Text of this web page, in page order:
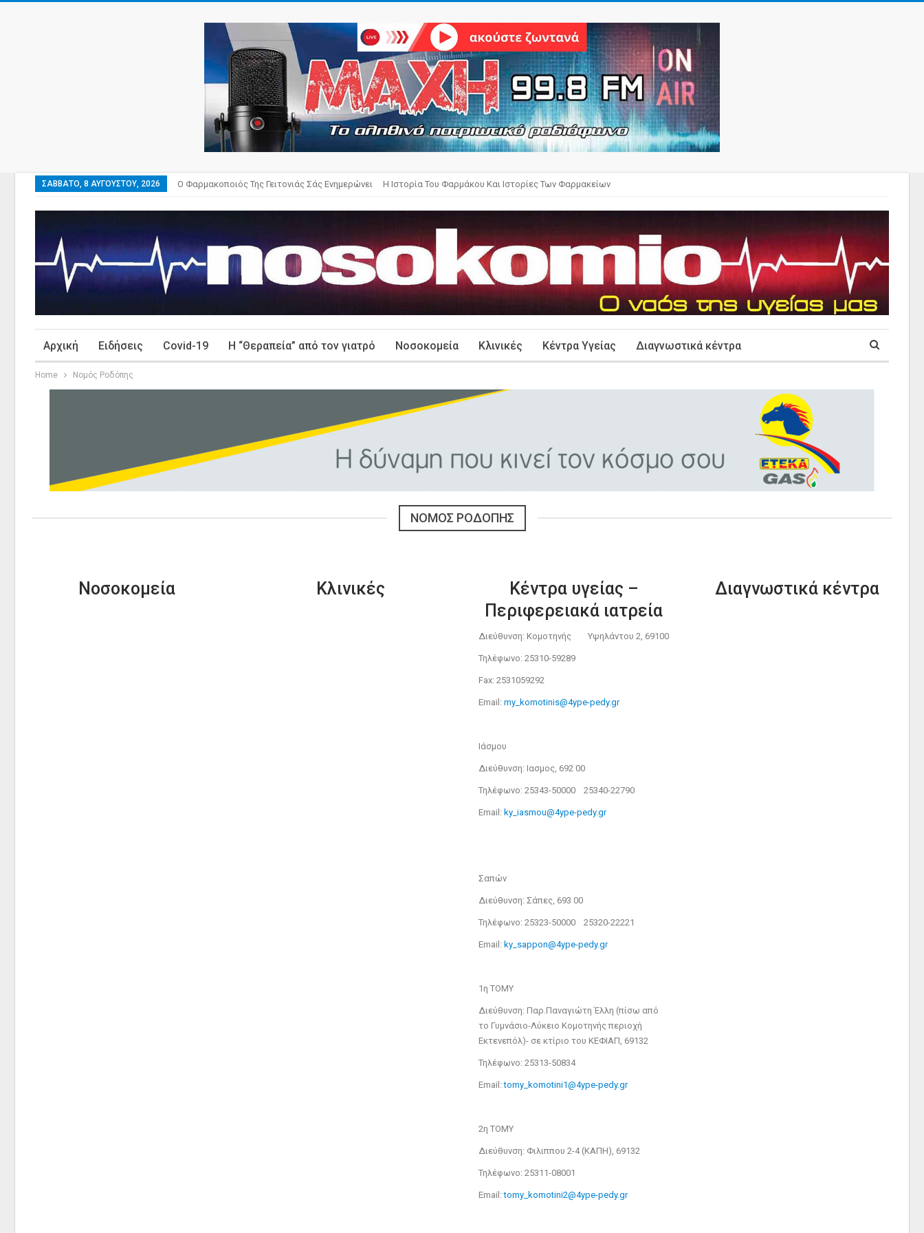
ΣΆΒΒΑΤΟ, 8 ΑΥΓΟΎΣΤΟΥ, 2026 Ο Φαρμακοποιός Της Γειτονιάς Σάς Ενημερώνει Η Ιστορία Του Φαρμάκου Και Ιστορίες Των Φαρμακείων
Αρχική Ειδήσεις Covid-19 Η “Θεραπεία” από τον γιατρό Νοσοκομεία Κλινικές Κέντρα Υγείας Διαγνωστικά κέντρα
Home Νομός Ροδόπης
ΝΟΜΌΣ ΡΟΔΌΠΗΣ
Νοσοκομεία Κλινικές
Κέντρα υγείας –
Περιφερειακά ιατρεία
Διεύθυνση: Κομοτηνής Υψηλάντου 2, 69100
Τηλέφωνο: 25310-59289
Fax: 2531059292
Email: my_komotinis@4ype-pedy.gr
Ιάσμου
Διεύθυνση: Ιασμος, 692 00
Τηλέφωνο: 25343-50000 25340-22790
Email: ky_iasmou@4ype-pedy.gr
Σαπών
Διεύθυνση: Σάπες, 693 00
Τηλέφωνο: 25323-50000 25320-22221
Email: ky_sappon@4ype-pedy.gr
1η ΤΟΜΥ
Διεύθυνση: Παρ.Παναγιώτη Έλλη (πίσω από
το Γυμνάσιο-Λύκειο Κομοτηνής περιοχή
Εκτενεπόλ)- σε κτίριο του ΚΕΦΙΑΠ, 69132
Τηλέφωνο: 25313-50834
Email:tomy_komotini1@4ype-pedy.gr
2η ΤΟΜΥ
Διεύθυνση: Φιλιππου 2-4 (ΚΑΠΗ), 69132
Τηλέφωνο: 25311-08001
Email:tomy_komotini2@4ype-pedy.gr
Διαγνωστικά κέντρα